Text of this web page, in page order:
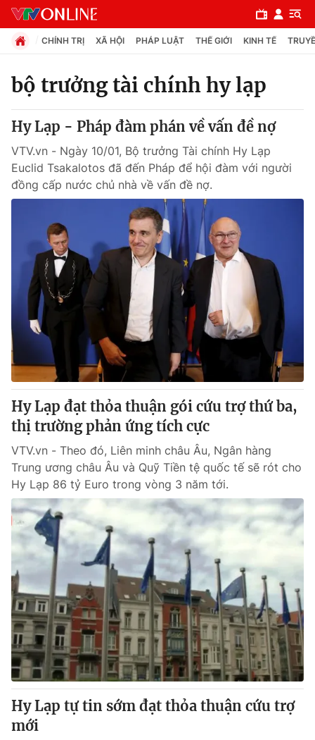
Chuyên mục
Xã hội
Pháp luật
Y tế
Thế giới
Tin tức
Thế giới đó đây
Câu chuyện quốc tế
Kinh tế
Tài chính
Thị trường
Góc doanh nghiệp
Dữ liệu và đời sống
Truyền hình
Phim VTV
Hậu trường
Nhân vật
Khán giả
Giải sao mai
Giải trí
Điện ảnh
Âm nhạc
Sao
Đời sống
Du lịch
Làm đẹp
Chất lượng cuộc sống
Giáo dục
Tuyển sinh
Học trực tuyến
Công nghệ
Hitech Công nghệ tương lai
Sản phẩm
Thị trường
Tư vấn
Giao lưu trực tuyến
Lịch phát sóng
Chuyên mục khác
CHÍNH TRỊ XÃ HỘI PHÁP LUẬT THẾ GIỚI KINH TẾ
bộ trưởng tài chính hy lạp
Hy Lạp - Pháp đàm phán về vấn đề nợ
VTV.vn - Ngày 10/01, Bộ trưởng Tài chính Hy Lạp
Euclid Tsakalotos đã đến Pháp để hội đàm với người
đồng cấp nước chủ nhà về vấn đề nợ.
Hy Lạp đạt thỏa thuận gói cứu trợ thứ ba,
thị trường phản ứng tích cực
VTV.vn - Theo đó, Liên minh châu Âu, Ngân hàng
Trung ương châu Âu và Quỹ Tiền tệ quốc tế sẽ rót cho
Hy Lạp 86 tỷ Euro trong vòng 3 năm tới.
Hy Lạp tự tin sớm đạt thỏa thuận cứu trợ
mới